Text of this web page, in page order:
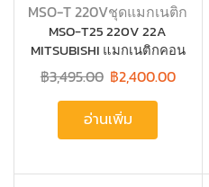
MSO-T 220Vชุดแมกเนติก
MSO-T25 220V 22A
MITSUBISHI แมกเนติกคอน
แทกเตอร์ +โอเวอร์โหลด
฿3,495.00 ฿2,400.00
อ่านเพิ่ม